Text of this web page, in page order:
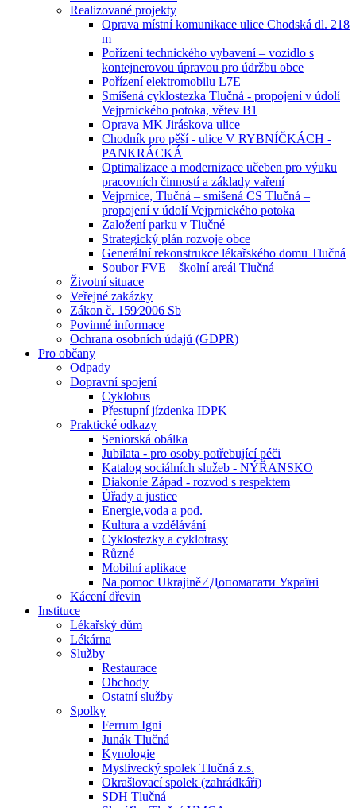
Realizované projekty
Oprava místní komunikace ulice Chodská dl. 218
m
Pořízení technického vybavení – vozidlo s
kontejnerovou úpravou pro údržbu obce
Pořízení elektromobilu L7E
Smíšená cyklostezka Tlučná - propojení v údolí
Vejprnického potoka, větev B1
Oprava MK Jiráskova ulice
Chodník pro pěší - ulice V RYBNÍČKÁCH -
PANKRÁCKÁ
Optimalizace a modernizace učeben pro výuku
pracovních činností a základy vaření
Vejprnice, Tlučná – smíšená CS Tlučná –
propojení v údolí Vejprnického potoka
Založení parku v Tlučné
Strategický plán rozvoje obce
Generální rekonstrukce lékařského domu Tlučná
Soubor FVE – školní areál Tlučná
Životní situace
Veřejné zakázky
Zákon č. 159⁄2006 Sb
Povinné informace
Ochrana osobních údajů (GDPR)
Pro občany
Odpady
Dopravní spojení
Cyklobus
Přestupní jízdenka IDPK
Praktické odkazy
Seniorská obálka
Jubilata - pro osoby potřebující péči
Katalog sociálních služeb - NÝŘANSKO
Diakonie Západ - rozvod s respektem
Úřady a justice
Energie,voda a pod.
Kultura a vzdělávání
Cyklostezky a cyklotrasy
Různé
Mobilní aplikace
Na pomoc Ukrajině ⁄ Допомагати Україні
Kácení dřevin
Instituce
Lékařský dům
Lékárna
Služby
Restaurace
Obchody
Ostatní služby
Spolky
Ferrum Igni
Junák Tlučná
Kynologie
Myslivecký spolek Tlučná z.s.
Okrašlovací spolek (zahrádkáři)
SDH Tlučná